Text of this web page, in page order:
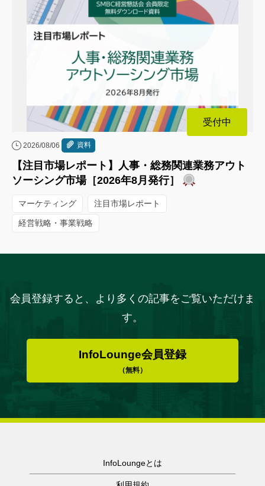
受付中
2026/08/06 資料
【注目市場レポート】人事・総務関連業務アウト
ソーシング市場［2026年8月発行］
マーケティング 注目市場レポート
経営戦略・事業戦略
会員登録すると、より多くの記事をご覧いただけま
す。
InfoLounge会員登録
（無料）
InfoLoungeとは